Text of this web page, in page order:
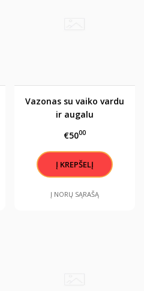
Vazonas su vaiko vardu
ir augalu
€5000
Į NORŲ SĄRAŠĄ